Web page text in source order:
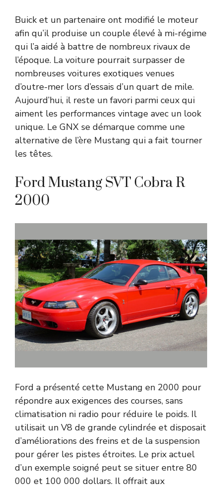
Buick et un partenaire ont modifié le moteur
afin qu’il produise un couple élevé à mi-régime
qui l’a aidé à battre de nombreux rivaux de
l’époque. La voiture pourrait surpasser de
nombreuses voitures exotiques venues
d’outre-mer lors d’essais d’un quart de mile.
Aujourd’hui, il reste un favori parmi ceux qui
aiment les performances vintage avec un look
unique. Le GNX se démarque comme une
alternative de l’ère Mustang qui a fait tourner
les têtes.
Ford Mustang SVT Cobra R
2000
Ford a présenté cette Mustang en 2000 pour
répondre aux exigences des courses, sans
climatisation ni radio pour réduire le poids. Il
utilisait un V8 de grande cylindrée et disposait
d’améliorations des freins et de la suspension
pour gérer les pistes étroites. Le prix actuel
d’un exemple soigné peut se situer entre 80
000 et 100 000 dollars. Il offrait aux